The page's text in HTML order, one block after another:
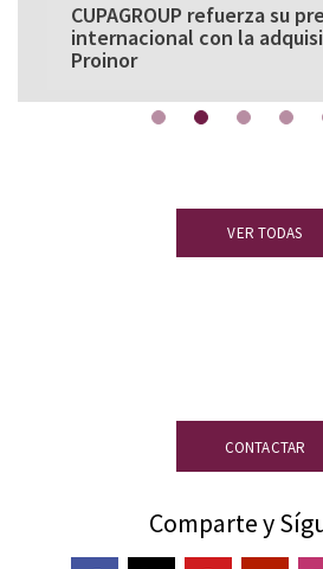
CUPAGROUP refuerza su
internacional con la
Proinor
VER TODAS
CONTACTAR
Comparte y